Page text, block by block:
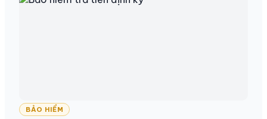
BẢO HIỂM